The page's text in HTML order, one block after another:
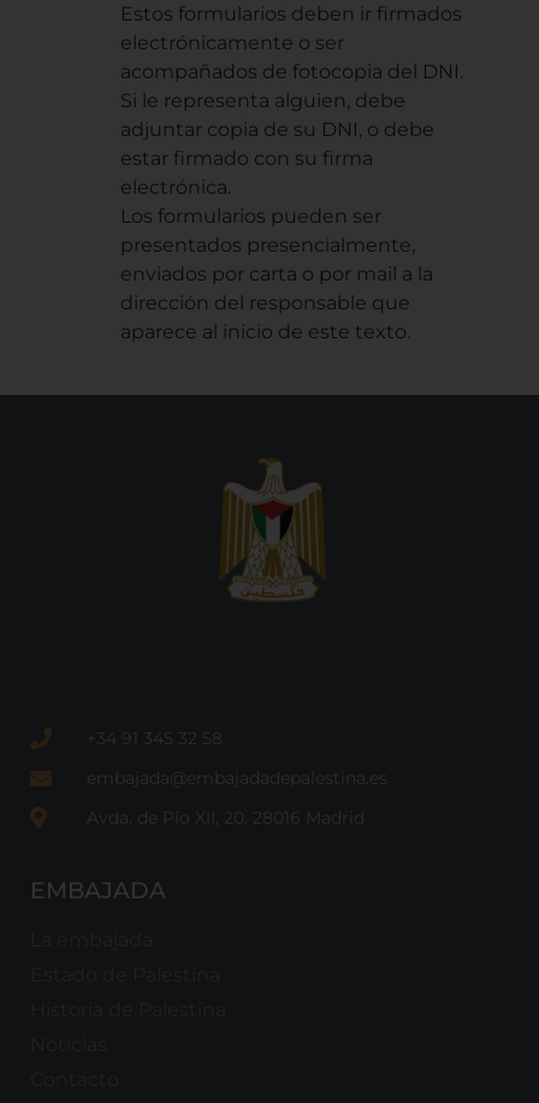
Estos formularios deben ir firmados
electrónicamente o ser
acompañados de fotocopia del DNI.
Si le representa alguien, debe
adjuntar copia de su DNI, o debe
estar firmado con su firma
electrónica.
Los formularios pueden ser
presentados presencialmente,
enviados por carta o por mail a la
dirección del responsable que
aparece al inicio de este texto.
+34 91 345 32 58
embajada@embajadadepalestina.es
Avda. de Pío XII, 20. 28016 Madrid
EMBAJADA